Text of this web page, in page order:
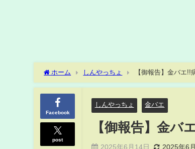
ホーム しんやっちょ 【御報告】金バエ!!
Facebook
post
しんやっちょ 金バエ
【御報告】金バ
2025年6月14日 2025年6